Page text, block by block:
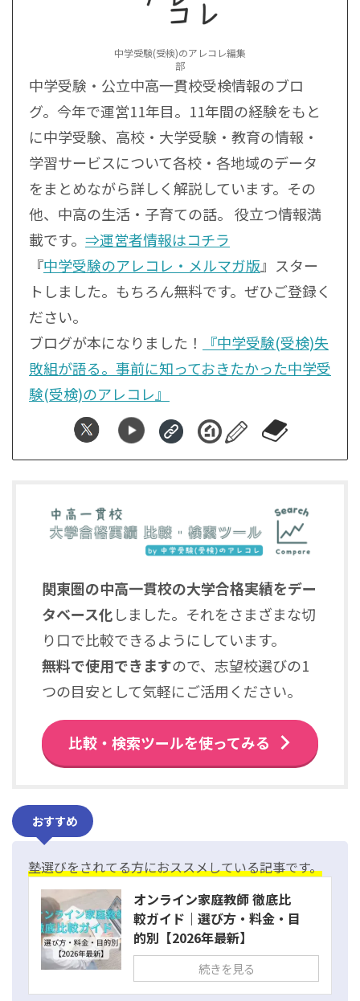
中学受験(受検)のアレコレ編集
部
中学受験・公立中高一貫校受検情報のブロ
グ。今年で運営11年目。11年間の経験をもと
に中学受験、高校・大学受験・教育の情報・
学習サービスについて各校・各地域のデータ
をまとめながら詳しく解説しています。その
他、中高の生活・子育ての話。 役立つ情報満
載です。 ⇒運営者情報はコチラ
『中学受験のアレコレ・メルマガ版』スター
トしました。もちろん無料です。ぜひご登録く
ださい。
ブログが本になりました！
『中学受験(受検)失
敗組が語る。事前に知っておきたかった中学受
験(受検)のアレコレ』
関東圏の中高一貫校の大学合格実績をデー
タベース化しました。それをさまざまな切
り口で比較できるようにしています。
無料で使用できますので、志望校選びの1
つの目安として気軽にご活用ください。
比較・検索ツールを使ってみる
おすすめ
塾選びをされてる方におススメしている記事です。
オンライン家庭教師 徹底比
較ガイド｜選び方・料金・目
的別【2026年最新】
続きを見る